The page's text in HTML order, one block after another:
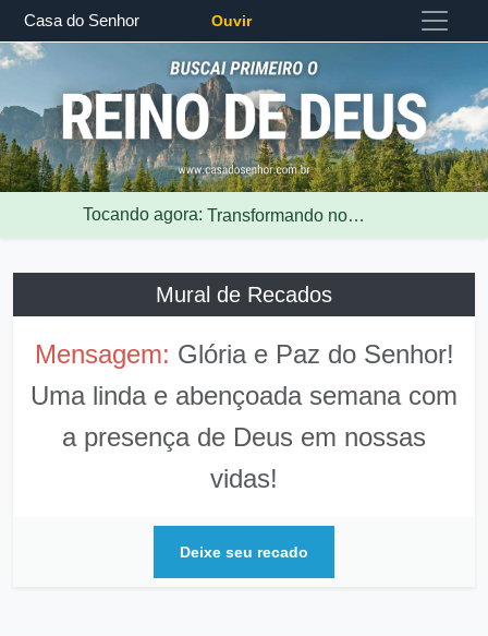
Casa do Senhor Ouvir
Tocando agora: Transformando nossas vidas segundo as Escrituras Sagradas - Pregação R...
Mural de Recados
Mensagem: Glória e Paz do Senhor!
Uma linda e abençoada semana com
a presença de Deus em nossas
vidas!
De:Márcia